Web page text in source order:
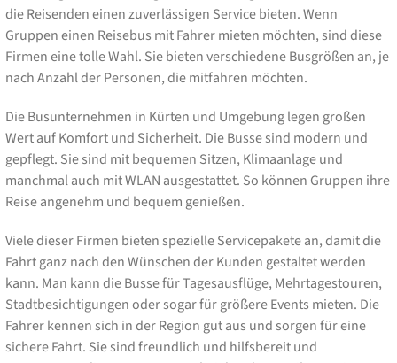
die Reisenden einen zuverlässigen Service bieten. Wenn
Gruppen einen Reisebus mit Fahrer mieten möchten, sind diese
Firmen eine tolle Wahl. Sie bieten verschiedene Busgrößen an, je
nach Anzahl der Personen, die mitfahren möchten.
Die Busunternehmen in Kürten und Umgebung legen großen
Wert auf Komfort und Sicherheit. Die Busse sind modern und
gepflegt. Sie sind mit bequemen Sitzen, Klimaanlage und
manchmal auch mit WLAN ausgestattet. So können Gruppen ihre
Reise angenehm und bequem genießen.
Viele dieser Firmen bieten spezielle Servicepakete an, damit die
Fahrt ganz nach den Wünschen der Kunden gestaltet werden
kann. Man kann die Busse für Tagesausflüge, Mehrtagestouren,
Stadtbesichtigungen oder sogar für größere Events mieten. Die
Fahrer kennen sich in der Region gut aus und sorgen für eine
sichere Fahrt. Sie sind freundlich und hilfsbereit und